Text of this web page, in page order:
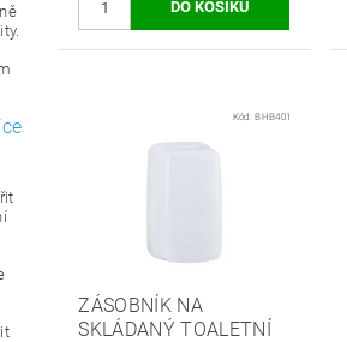
Kód:BHB401
ZÁSOBNÍK NA
SKLÁDANÝ TOALETNÍ